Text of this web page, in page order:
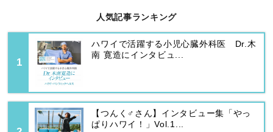
人気記事ランキング
ハワイで活躍する小児心臓外科医 Dr.木
南 寛造にインタビュ...
【つんく♂さん】インタビュー集「やっ
ぱりハワイ！」Vol.1...